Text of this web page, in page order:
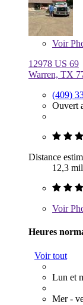
Voir
12978 US 69
Warren, TX
(409)
Ouvert
Distance
12,3
Voir
Heures
Voir tout
Lun et
Mer -